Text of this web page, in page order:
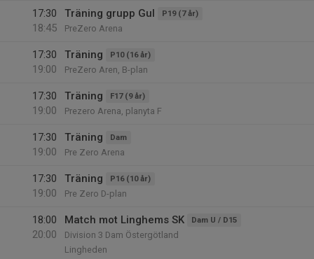
17:30
18:45
Träning grupp Gul P19 (7 år)
PreZero Arena
17:30
19:00
Träning P10 (16 år)
PreZero Aren, B-plan
17:30
19:00
Träning F17 (9 år)
Prezero Arena, planyta F
17:30
19:00
Träning Dam
Pre Zero Arena
17:30
19:00
Träning P16 (10 år)
Pre Zero D-plan
18:00
20:00
Match mot Linghems SK Dam U / D15
Division 3 Dam Östergötland
Lingheden